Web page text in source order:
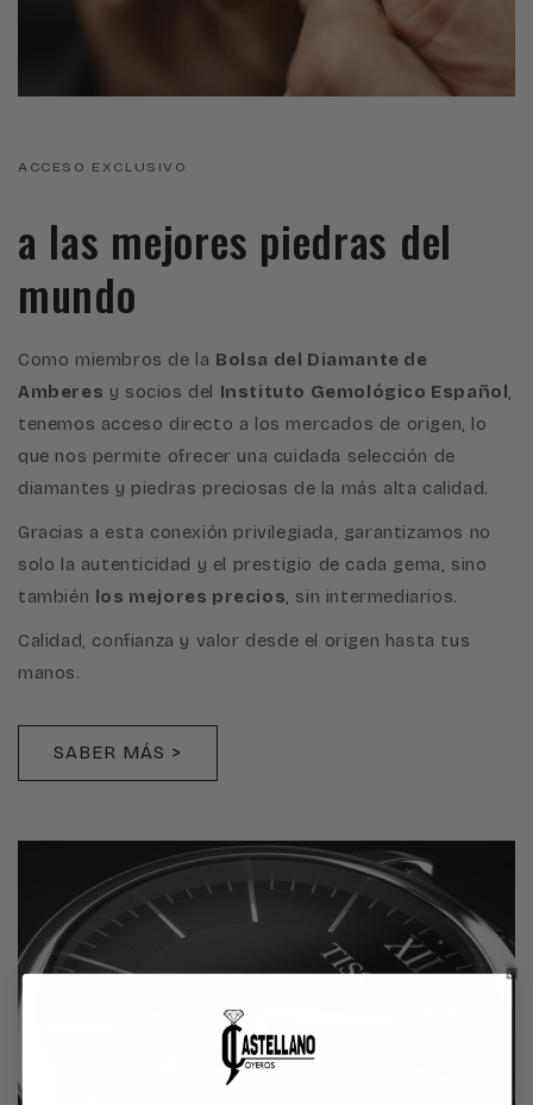
ACCESO EXCLUSIVO
a las mejores piedras del
mundo
Como miembros de la Bolsa del Diamante de
Amberes y socios del Instituto Gemológico Español,
tenemos acceso directo a los mercados de origen, lo
que nos permite ofrecer una cuidada selección de
diamantes y piedras preciosas de la más alta calidad.
Gracias a esta conexión privilegiada, garantizamos no
solo la autenticidad y el prestigio de cada gema, sino
también los mejores precios, sin intermediarios.
Calidad, confianza y valor desde el origen hasta tus
manos.
SABER MÁS >